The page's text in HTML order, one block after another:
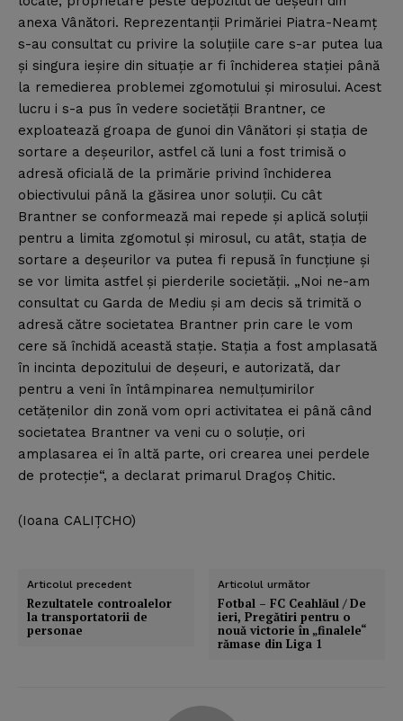
anexa Vânători. Reprezentanţii Primăriei Piatra-Neamţ
s-au consultat cu privire la soluţiile care s-ar putea lua
şi singura ieşire din situaţie ar fi închiderea staţiei până
la remedierea problemei zgomotului şi mirosului. Acest
lucru i s-a pus în vedere societăţii Brantner, ce
exploatează groapa de gunoi din Vânători şi staţia de
sortare a deşeurilor, astfel că luni a fost trimisă o
adresă oficială de la primărie privind închiderea
obiectivului până la găsirea unor soluţii. Cu cât
Brantner se conformează mai repede şi aplică soluţii
pentru a limita zgomotul şi mirosul, cu atât, staţia de
sortare a deşeurilor va putea fi repusă în funcţiune şi
se vor limita astfel şi pierderile societăţii. „Noi ne-am
consultat cu Garda de Mediu şi am decis să trimită o
adresă către societatea Brantner prin care le vom
cere să închidă această staţie. Staţia a fost amplasată
în incinta depozitului de deşeuri, e autorizată, dar
pentru a veni în întâmpinarea nemulţumirilor
cetăţenilor din zonă vom opri activitatea ei până când
societatea Brantner va veni cu o soluţie, ori
amplasarea ei în altă parte, ori crearea unei perdele
de protecţie“, a declarat primarul Dragoş Chitic.
(Ioana CALIŢCHO)
Articolul precedent
Rezultatele controalelor
la transportatorii de
personae
Articolul următor
Fotbal – FC Ceahlăul / De
ieri, Pregătiri pentru o
nouă victorie în „finalele“
rămase din Liga 1